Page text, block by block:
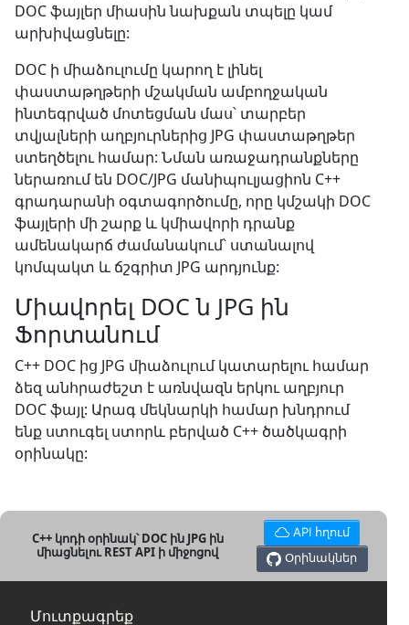
DOC ֆայլեր միասին նախքան տպելը կամ
արխիվացնելը:
DOC ի միաձուլումը կարող է լինել
փաստաթղթերի մշակման ամբողջական
ինտեգրված մոտեցման մաս՝ տարբեր
տվյալների աղբյուրներից JPG փաստաթղթեր
ստեղծելու համար: Նման առաջադրանքները
ներառում են DOC/JPG մանիպուլյացիոն C++
գրադարանի օգտագործումը, որը կմշակի DOC
ֆայլերի մի շարք և կմիավորի դրանք
ամենակարճ ժամանակում՝ ստանալով
կոմպակտ և ճշգրիտ JPG արդյունք:
Միավորել DOC ն JPG ին
Ֆորտանում
C++ DOC ից JPG միաձուլում կատարելու համար
ձեզ անհրաժեշտ է առնվազն երկու աղբյուր
DOC ֆայլ: Արագ մեկնարկի համար խնդրում
ենք ստուգել ստորև բերված C++ ծածկագրի
օրինակը:
C++ կոդի օրինակ՝ DOC ին JPG ին
միացնելու REST API ի միջոցով
API հղում
Օրինակներ
Մուտքագրեք